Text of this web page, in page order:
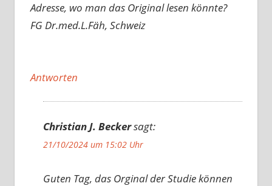
Adresse, wo man das Original lesen könnte?
FG Dr.med.L.Fäh, Schweiz
Antworten
Christian J. Beckersagt:
21/10/2024 um 15:02 Uhr
Guten Tag, das Orginal der Studie können